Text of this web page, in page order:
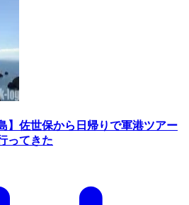
】佐世保から日帰りで軍港ツアー
ってきた